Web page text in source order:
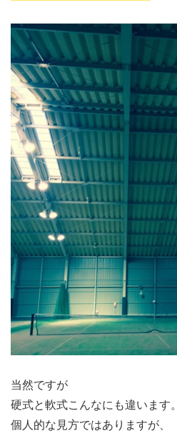
当然ですが
硬式と軟式こんなにも違います。
個人的な見方ではありますが、